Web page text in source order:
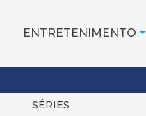
ENTRETENIMENTO
SÉRIES